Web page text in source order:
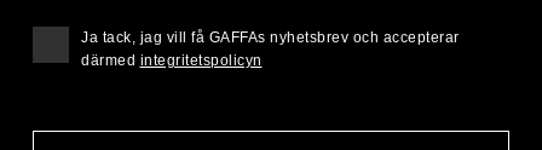
Ja tack, jag vill få GAFFAs nyhetsbrev och accepterar
därmed integritetspolicyn